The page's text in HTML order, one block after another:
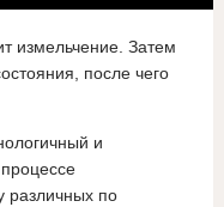
измельчение. Затем
после чего
и
различных по